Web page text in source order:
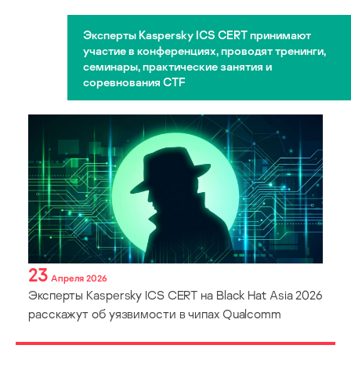
Эксперты Kaspersky ICS CERT принимают
участие в конференциях, проводят тренинги,
семинары, практические занятия и
соревнования CTF
23 Апреля 2026
Эксперты Kaspersky ICS CERT на Black Hat Asia 2026
расскажут об уязвимости в чипах Qualcomm